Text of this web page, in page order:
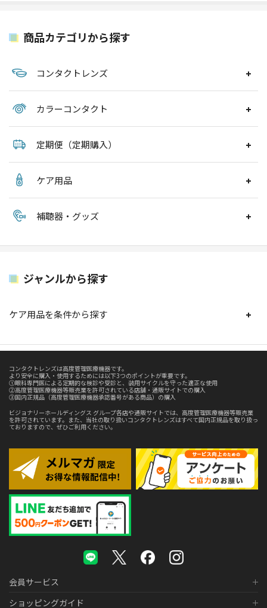
商品カテゴリから探す
コンタクトレンズ
カラーコンタクト
定期便（定期購入）
ケア用品
補聴器・グッズ
ジャンルから探す
ケア用品を条件から探す
コンタクトレンズは高度管理医療機器です。
より安全に購入・使用するためには以下3つのポイントが重要です。
①眼科専門医による定期的な検診や受診と、装用サイクルを守った適正な使用
②高度管理医療機器等販売業を許可されている店舗・通販サイトでの購入
③国内正規品（高度管理医療機器承認番号がある商品）の購入
ビジョナリーホールディングス グループ各店や通販サイトでは、高度管理医療機器等販売業
を許可されています。また、当社の取り扱いコンタクトレンズはすべて国内正規品を取り扱っ
ておりますので、ぜひご利用ください。
会員サービス
ショッピングガイド